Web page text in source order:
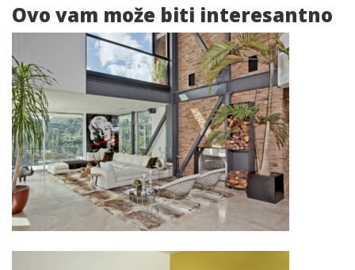
Ovo vam može biti interesantno